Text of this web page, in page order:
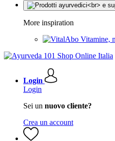
More inspiration
Vitamine,
Login
Login
Sei un nuovo cliente?
Crea un account